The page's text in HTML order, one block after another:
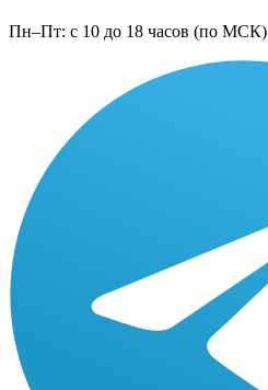
Пн–Пт: с 10 до 18 часов (по МСК)